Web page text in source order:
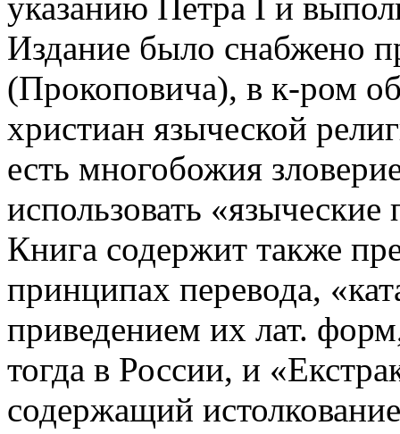
Издание было снабжено
(Прокоповича), в к-ром
христиан языческой
есть многобожия
использовать
Книга содержит также
принципах перевода,
приведением их лат.
тогда в России, и
содержащий